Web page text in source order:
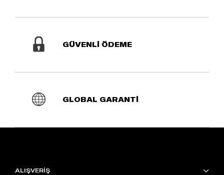
GÜVENLİ ÖDEME
GLOBAL GARANTİ
ALIŞVERİŞ